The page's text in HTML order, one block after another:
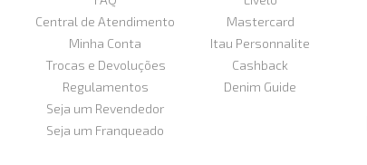
Central de Atendimento
Minha Conta
Trocas e Devoluções
Regulamentos
Seja um Revendedor
Seja um Franqueado
Mastercard
Itau Personnalite
Cashback
Denim Guide